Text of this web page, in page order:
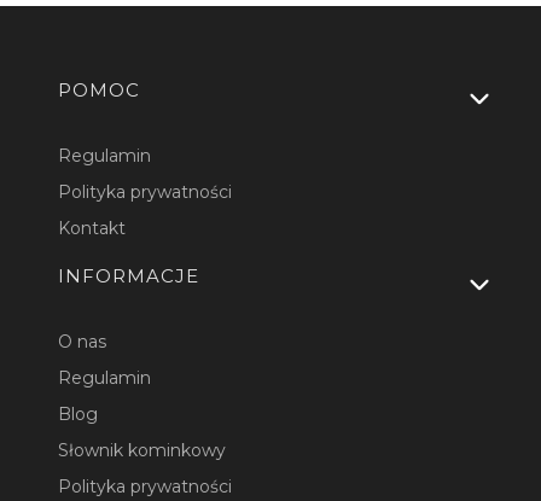
Linki w stopce
POMOC
Regulamin
Polityka prywatności
Kontakt
INFORMACJE
O nas
Regulamin
Blog
Słownik kominkowy
Polityka prywatności